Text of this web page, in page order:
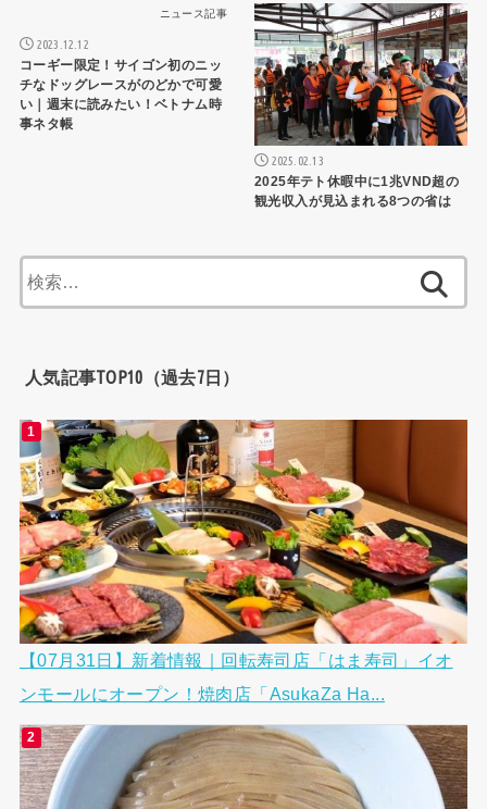
ニュース記事
2023.12.12
コーギー限定！サイゴン初のニッ
チなドッグレースがのどかで可愛
い｜週末に読みたい！ベトナム時
事ネタ帳
ニュース記事
2025.02.13
2025年テト休暇中に1兆VND超の
観光収入が見込まれる8つの省は
索:
人気記事TOP10（過去7日）
【07月31日】新着情報｜回転寿司店「はま寿司」イオ
ンモールにオープン！焼肉店「AsukaZa Ha...